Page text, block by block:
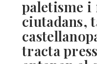
paletisme i
ciutadans,
tracta